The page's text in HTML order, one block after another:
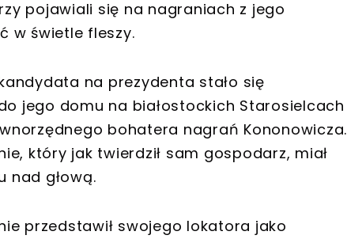
pojawiali się na nagraniach z jego
w świetle fleszy.
na prezydenta stało się
jego domu na białostockich Starosielcach
bohatera nagrań Kononowicza.
który jak twierdził sam gospodarz, miał
nad głową.
przedstawił swojego lokatora jako